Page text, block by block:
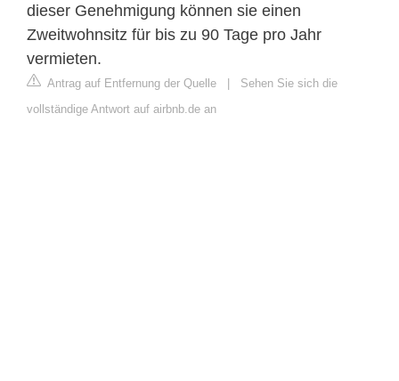
dieser Genehmigung können sie einen
Zweitwohnsitz für bis zu 90 Tage pro Jahr
vermieten.
Antrag auf Entfernung der Quelle | Sehen Sie sich die
vollständige Antwort auf airbnb.de an